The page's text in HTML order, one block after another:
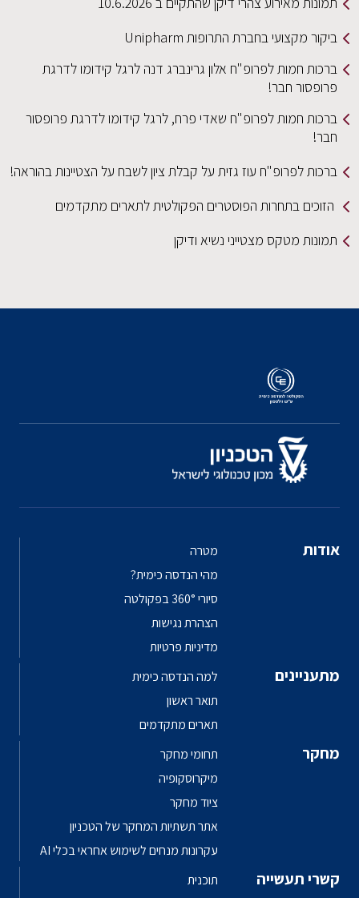
ביקור מקצועי בחברת התרופות Unipharm
ברכות חמות לפרופ"ח אלון גרינברג דנה לרגל קידומו לדרגת
פרופסור חבר!
ברכות חמות לפרופ"ח שאדי פרח, לרגל קידומו לדרגת פרופסור
חבר!
ברכות לפרופ"ח עוז גזית על קבלת ציון לשבח על הצטיינות בהוראה!
הזוכים בתחרות הפוסטרים הפקולטית לתארים מתקדמים
תמונות מטקס מצטייני נשיא ודיקן
אודות
מטרה
מהי הנדסה כימית?
סיורי 360° בפקולטה
הצהרת נגישות
מדיניות פרטיות
מתעניינים
למה הנדסה כימית
תואר ראשון
תארים מתקדמים
מחקר
תחומי מחקר
מיקרוסקופיה
ציוד מחקר
אתר תשתיות המחקר של הטכניון
עקרונות מנחים לשימוש אחראי בכלי AI
קשרי תעשייה
תוכנית